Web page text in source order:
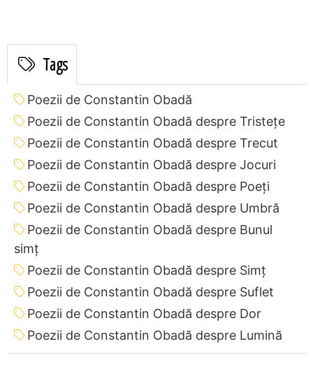
Tags
Poezii de Constantin Obadă
Poezii de Constantin Obadă despre Tristețe
Poezii de Constantin Obadă despre Trecut
Poezii de Constantin Obadă despre Jocuri
Poezii de Constantin Obadă despre Poeți
Poezii de Constantin Obadă despre Umbră
Poezii de Constantin Obadă despre Bunul
simț
Poezii de Constantin Obadă despre Simț
Poezii de Constantin Obadă despre Suflet
Poezii de Constantin Obadă despre Dor
Poezii de Constantin Obadă despre Lumină